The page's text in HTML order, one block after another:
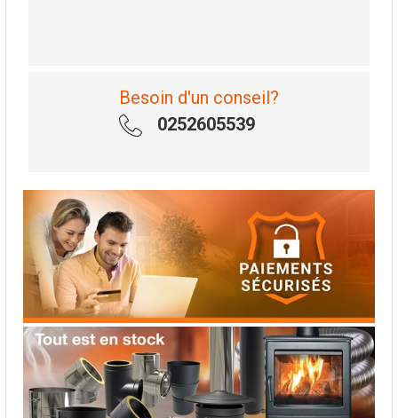
Besoin d'un conseil?
0252605539